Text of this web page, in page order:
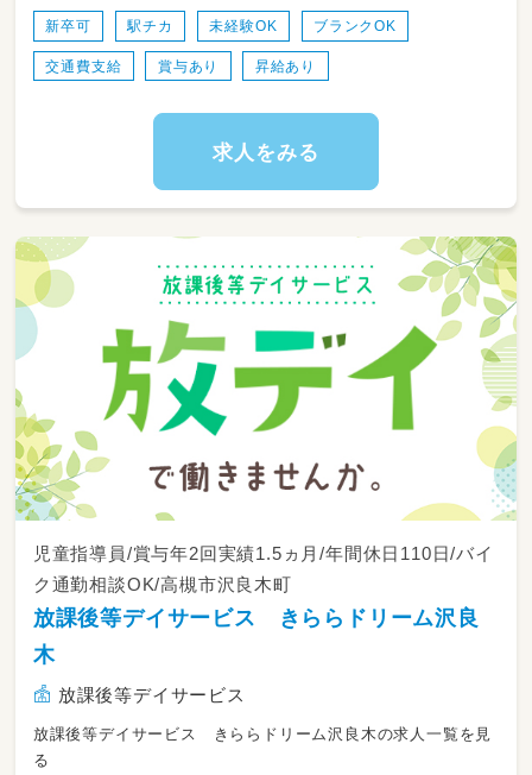
＜具体的内容＞
・児童へのリハビリ業務
・児童への運動、作業活動などの支援業務
・児童発達支援管理業務
・書類作成業務（個別支援計画書作成等）
・担当者会議等の相談支援業務
・児童の送迎等
【従事すべき業務の範囲：会社の定める業務】
【就業場所の変更の範囲：会社の定める場所】
新卒可 駅チカ 未経験OK ブランクOK
交通費支給 賞与あり 昇給あり
求人をみる
児童指導員/賞与年2回実績1.5ヵ月/年間休日110日/バイ
ク通勤相談OK/高槻市沢良木町
放課後等デイサービス きららドリーム沢良
木
放課後等デイサービス
放課後等デイサービス きららドリーム沢良木の求人一覧を見
る